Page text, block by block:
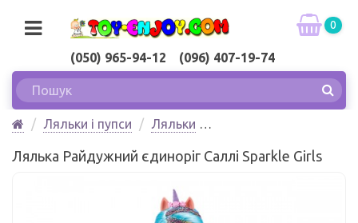
(050) 965-94-12 (096) 407-19-74
0
Ляльки і пупси
Ляльки
Лялька Райдужний єдиноріг Саллі Sparkle Girls